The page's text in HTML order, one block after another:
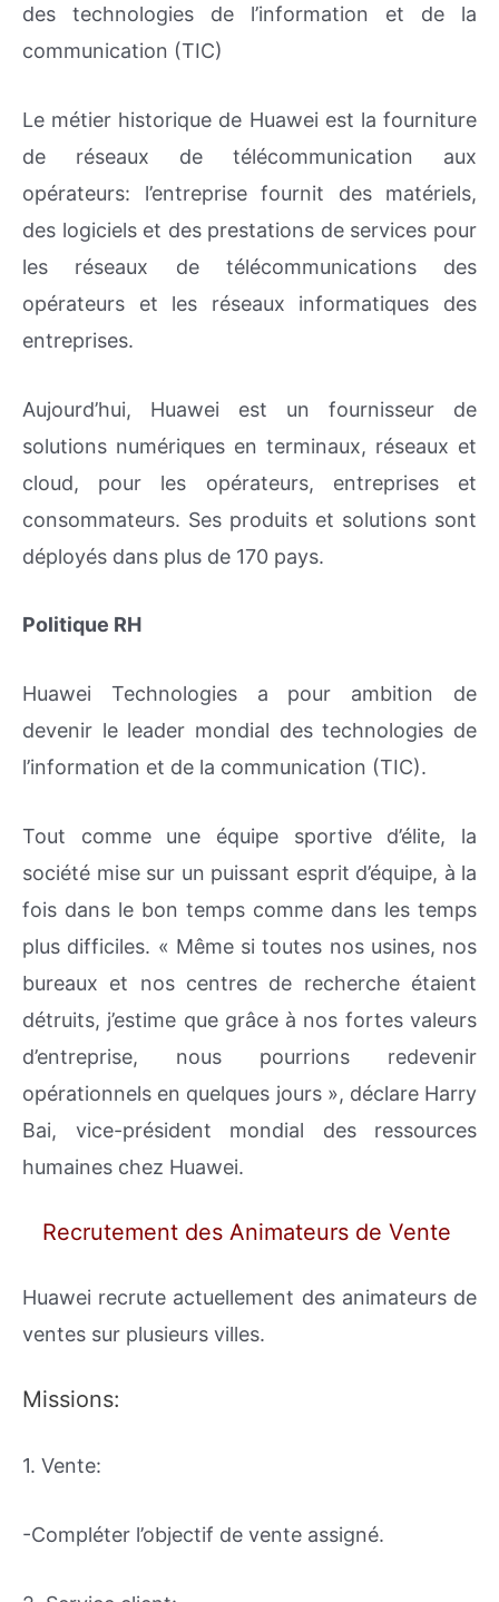
des technologies de l’information et de la
communication (TIC)
Le métier historique de Huawei est la fourniture
de réseaux de télécommunication aux
opérateurs: l’entreprise fournit des matériels,
des logiciels et des prestations de services pour
les réseaux de télécommunications des
opérateurs et les réseaux informatiques des
entreprises.
Aujourd’hui, Huawei est un fournisseur de
solutions numériques en terminaux, réseaux et
cloud, pour les opérateurs, entreprises et
consommateurs. Ses produits et solutions sont
déployés dans plus de 170 pays.
Politique RH
Huawei Technologies a pour ambition de
devenir le leader mondial des technologies de
l’information et de la communication (TIC).
Tout comme une équipe sportive d’élite, la
société mise sur un puissant esprit d’équipe, à la
fois dans le bon temps comme dans les temps
plus difficiles. « Même si toutes nos usines, nos
bureaux et nos centres de recherche étaient
détruits, j’estime que grâce à nos fortes valeurs
d’entreprise, nous pourrions redevenir
opérationnels en quelques jours », déclare Harry
Bai, vice-président mondial des ressources
humaines chez Huawei.
Recrutement des Animateurs de Vente
Huawei recrute actuellement des animateurs de
ventes sur plusieurs villes.
Missions:
1. Vente:
-Compléter l’objectif de vente assigné.